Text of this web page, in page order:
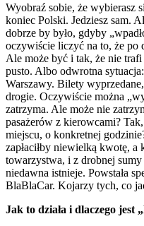
Wyobraź sobie, że wybierasz
koniec Polski. Jedziesz sam.
dobrze by było, gdyby
oczywiście liczyć na to, że po
Ale może być i tak, że nie trafi
pusto. Albo odwrotna
Warszawy. Bilety
drogie. Oczywiście można
zatrzyma. Ale może nie
pasażerów z kierowcami?
miejscu, o konkretnej
zapłaciłby niewielką kwotę,
towarzystwa, i z drobnej
niedawna istnieje. Powstała
BlaBlaCar. Kojarzy tych, co
Jak to działa i dlaczego jest